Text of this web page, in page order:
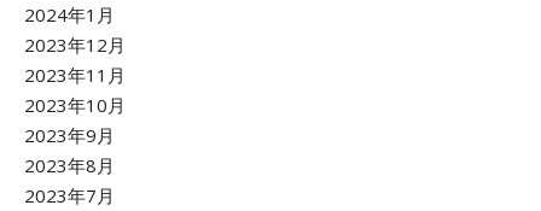
2024年1月
2023年12月
2023年11月
2023年10月
2023年9月
2023年8月
2023年7月